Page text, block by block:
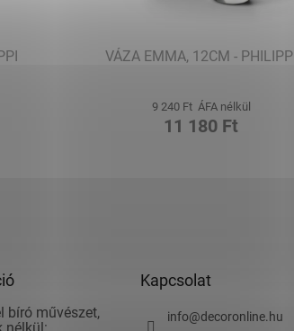
VÁZA EMMA, 12CM - PHILIPPI
9 240 Ft ÁFA nélkül
11 180 Ft
bíró művészet,
Kapcsolat
info@decoronline.hu